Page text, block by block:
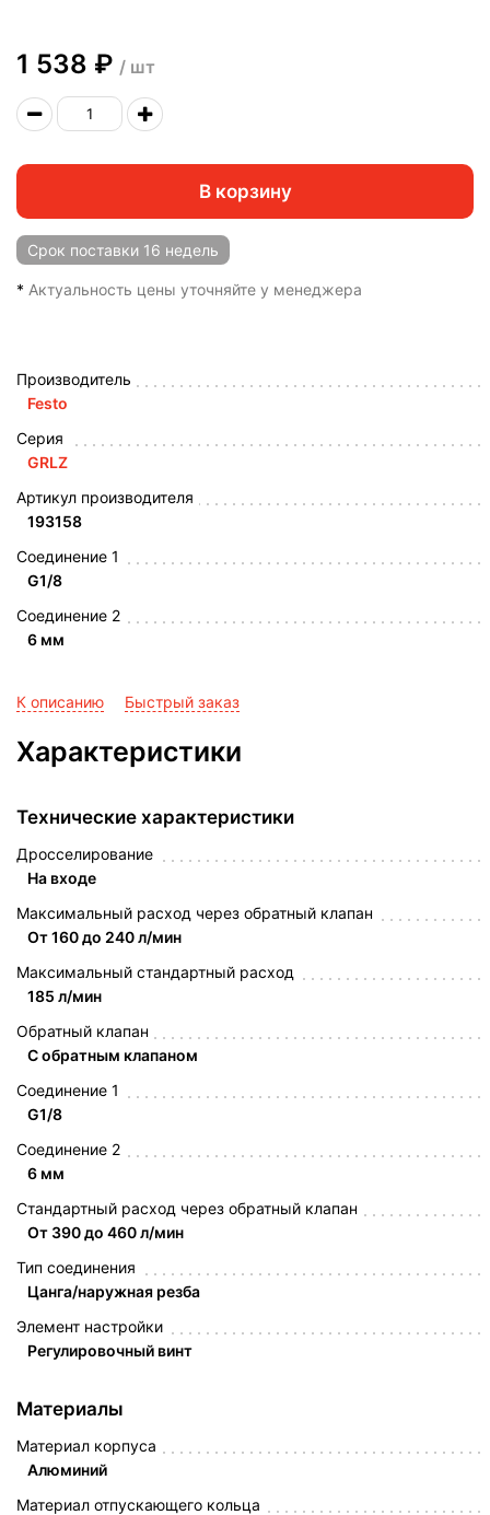
1 538 ₽ / шт
В корзину
Срок поставки 16 недель
* Актуальность цены уточняйте у менеджера
Производитель
Festo
Серия
GRLZ
Артикул производителя
193158
Соединение 1
G1/8
Соединение 2
6 мм
К описанию Быстрый заказ
Характеристики
Технические характеристики
Дросселирование
На входе
Максимальный расход через обратный клапан
От 160 до 240 л/мин
Максимальный стандартный расход
185 л/мин
Обратный клапан
С обратным клапаном
Соединение 1
G1/8
Соединение 2
6 мм
Стандартный расход через обратный клапан
От 390 до 460 л/мин
Тип соединения
Цанга/наружная резба
Элемент настройки
Регулировочный винт
Материалы
Материал корпуса
Алюминий
Материал отпускающего кольца